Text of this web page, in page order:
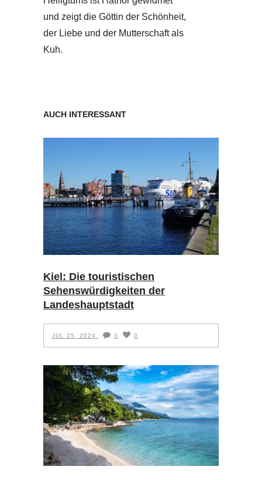
und zeigt die Göttin der Schönheit,
der Liebe und der Mutterschaft als
Kuh.
AUCH INTERESSANT
Kiel: Die touristischen
Sehenswürdigkeiten der
Landeshauptstadt
JUL 25, 2024 0 0